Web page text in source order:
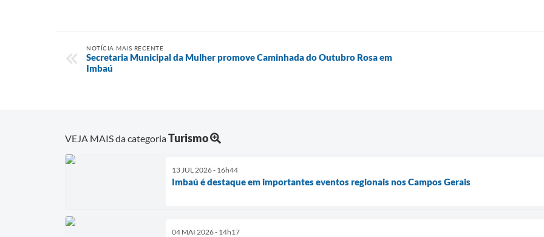
NOTÍCIA MAIS RECENTE
Secretaria Municipal da Mulher promove Caminhada do Outubro Rosa em
Imbaú
VEJA MAIS da categoriaTurismo
13 JUL 2026 - 16h44
Imbaú é destaque em importantes eventos regionais nos Campos Gerais
04 MAI 2026 - 14h17